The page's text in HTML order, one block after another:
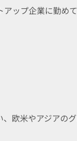
ップ企業に勤め
欧米やアジアの